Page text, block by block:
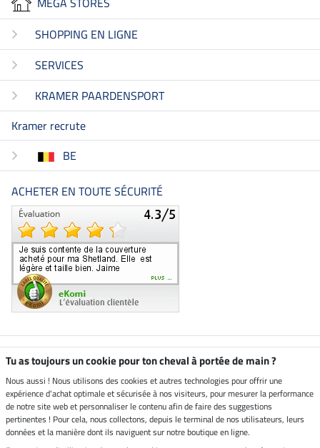
SHOPPING EN LIGNE
SERVICES
KRAMER PAARDENSPORT
Kramer recrute
BE
ACHETER EN TOUTE SÉCURITÉ
Boutique climatiquement
neutre
Livraison par
Tu as toujours un cookie pour ton cheval à portée de main ?
Nous aussi ! Nous utilisons des cookies et autres technologies pour offrir une
expérience d'achat optimale et sécurisée à nos visiteurs, pour mesurer la performance
de notre site web et personnaliser le contenu afin de faire des suggestions
pertinentes ! Pour cela, nous collectons, depuis le terminal de nos utilisateurs, leurs
données et la manière dont ils naviguent sur notre boutique en ligne.